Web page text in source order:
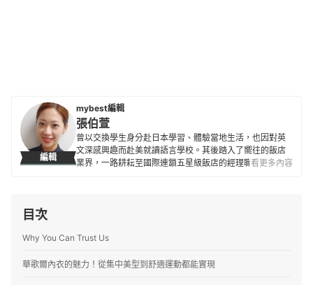
編輯
mybest編輯
張伯萱
曾以交換學生身分赴日本學習、體驗當地生活，也因對英
文深感興趣而赴美就讀語言學校。其後踏入了嚮往的飯店
業界，一路耕耘至國際連鎖五星級飯店的經理職，因此對
看更多內容
目次
Why You Can Trust Us
華歌爾內衣的魅力！從集中美型到舒適運動都能實現